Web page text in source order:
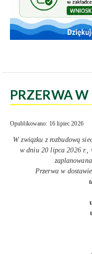
PRZERWA
Opublikowano: 16 lipiec 2026
W związku z rozbudową
w dniu 20 lipca 2026 r.,
Przerwa w